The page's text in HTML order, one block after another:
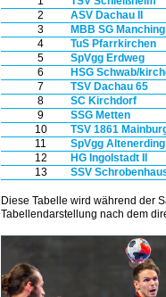
2
ASV Dachau II
3
MBB SG Manching
4
TuS Pfarrkirchen
5
SpVgg Erdweg
6
HSG Schwab/
7
TSV Dachau 65
8
SC Kirchdorf
9
SSG Metten
10
TSV 1861
11
SpVgg Altenerding
12
HG Ingolstadt II
13
SSV
Diese Tabelle wird während der
Tabellendarstellung nach dem